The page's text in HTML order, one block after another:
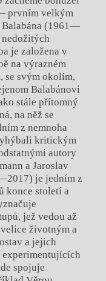
prvním velkým
Balabána (1961—
je založena v
na výrazném
se svým okolím,
Balabánovi
stále přítomný
na něž se
z nemnoha
kritickým
autory
a Jaroslav
je jedním z
konce století a
jež vedou až
životným a
a jejich
experimentujících
spojuje